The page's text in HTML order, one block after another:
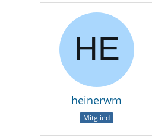
heinerwm
Mitglied